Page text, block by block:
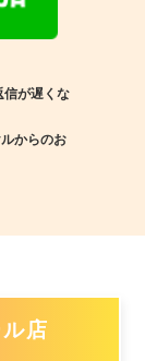
が遅くな
からのお
店